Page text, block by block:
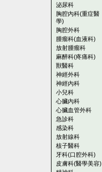
泌尿科
胸腔內科(重症醫
學)
胸腔外科
腫瘤科(血液科)
放射腫瘤科
麻醉科(疼痛科)
獸醫科
神經外科
神經內科
小兒科
心臟內科
心臟血管外科
急診科
感染科
放射線科
核子醫科
牙科(口腔外科)
皮膚科(醫學美容)